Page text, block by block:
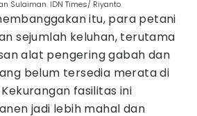
Sulaiman. IDN Times/ Riyanto.
itu, para petani
sejumlah keluhan, terutama
alat pengering gabah dan
belum tersedia merata di
fasilitas ini
jadi lebih mahal dan